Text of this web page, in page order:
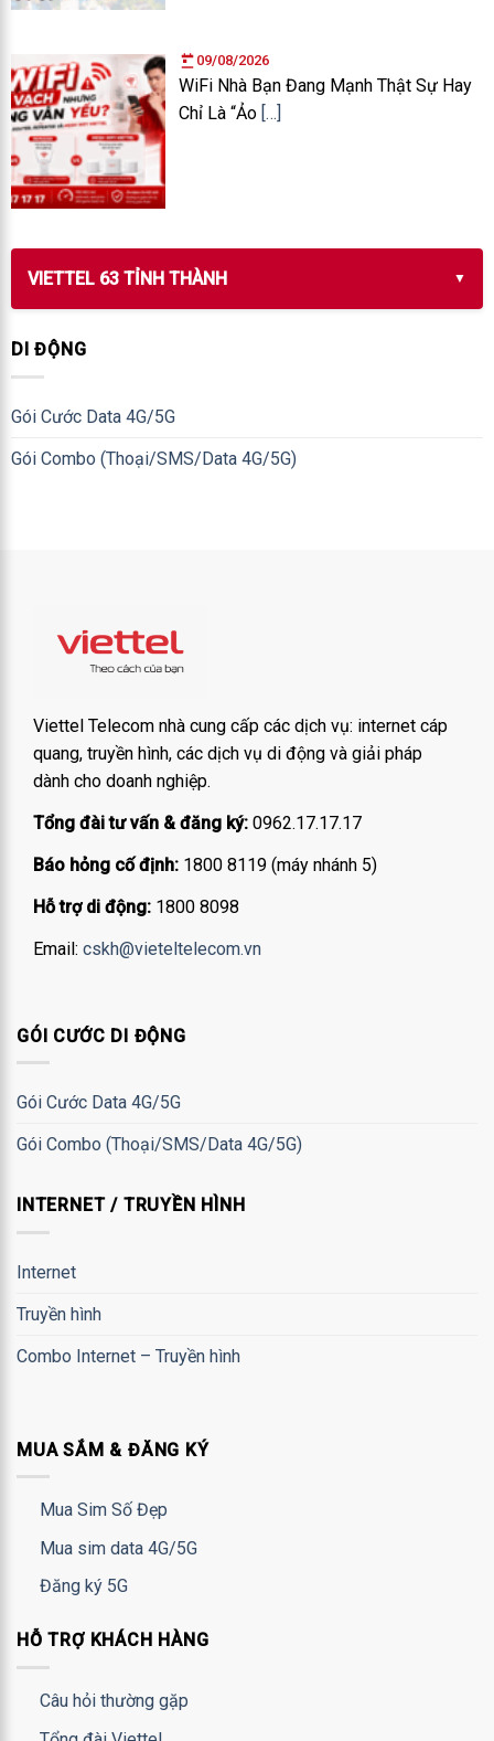
09/08/2026
WiFi Nhà Bạn Đang Mạnh Thật Sự Hay
Chỉ Là “Ảo […]
VIETTEL 63 TỈNH THÀNH
DI ĐỘNG
Gói Cước Data 4G/5G
Gói Combo (Thoại/SMS/Data 4G/5G)
Viettel Telecom nhà cung cấp các dịch vụ: internet cáp
quang, truyền hình, các dịch vụ di động và giải pháp
dành cho doanh nghiệp.
Tổng đài tư vấn & đăng ký: 0962.17.17.17
Báo hỏng cố định: 1800 8119 (máy nhánh 5)
Hỗ trợ di động: 1800 8098
Email: cskh@vieteltelecom.vn
GÓI CƯỚC DI ĐỘNG
Gói Cước Data 4G/5G
Gói Combo (Thoại/SMS/Data 4G/5G)
INTERNET / TRUYỀN HÌNH
Internet
Truyền hình
Combo Internet – Truyền hình
MUA SẮM & ĐĂNG KÝ
Mua Sim Số Đẹp
Mua sim data 4G/5G
Đăng ký 5G
HỖ TRỢ KHÁCH HÀNG
Câu hỏi thường gặp